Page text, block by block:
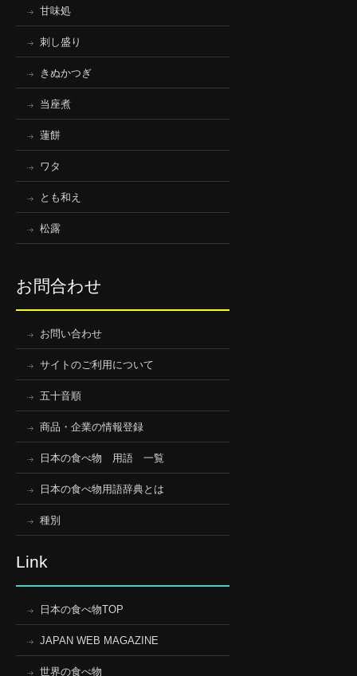
甘味処
刺し盛り
きぬかつぎ
当座煮
蓮餅
ワタ
とも和え
松露
お問合わせ
お問い合わせ
サイトのご利用について
五十音順
商品・企業の情報登録
日本の食べ物 用語 一覧
日本の食べ物用語辞典とは
種別
Link
日本の食べ物TOP
JAPAN WEB MAGAZINE
世界の食べ物